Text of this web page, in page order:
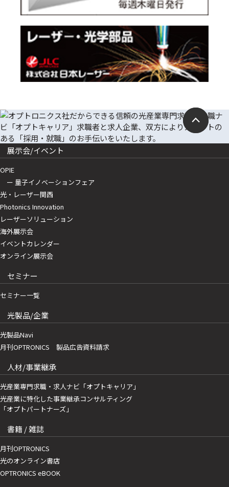
展示会/イベント
OPIE
ー 量子イノベーションフェア
光・レーザー関西
Photonics Innovation
レーザーソリューション
海外展示会
イベントカレンダー
オンライン展示会
セミナー
セミナー一覧
光製品/企業
光製品Navi
月刊OPTRONICS 製品広告資料請求
人材/事業継承
光産業専門求職・求人ナビ「オプトキャリア」
光産業に特化した事業継承コンサルティング
「オプトパートナーズ」
書籍 / 雑誌
月刊OPTRONICS
光のオンライン書店
OPTRONICS eBOOK